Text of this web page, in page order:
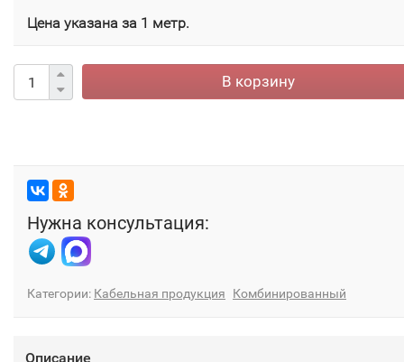
Цена указана за 1 метр.
В корзину
Нужна консультация:
Категории: Кабельная продукция Комбинированный
Описание